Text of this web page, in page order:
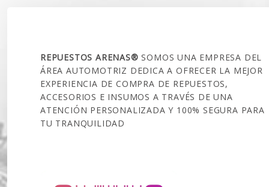
REPUESTOS ARENAS®SOMOS UNA EMPRESA DEL
ÁREA AUTOMOTRIZ DEDICA A OFRECER LA MEJOR
EXPERIENCIA DE COMPRA DE REPUESTOS,
ACCESORIOS E INSUMOS A TRAVÉS DE UNA
ATENCIÓN PERSONALIZADA Y 100% SEGURA PARA
TU TRANQUILIDAD